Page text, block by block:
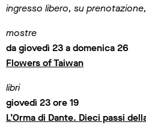
ingresso libero, su
mostre
da giovedì 23 a domenica 26
Flowers of Taiwan
libri
giovedì 23 ore 19
L’Orma di Dante. Dieci passi